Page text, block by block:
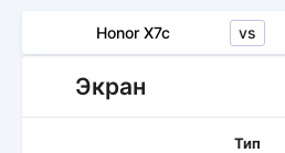
Honor X7c vs
Экран
Тип